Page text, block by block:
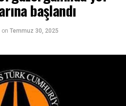
başlandı
on Temmuz 30, 2025